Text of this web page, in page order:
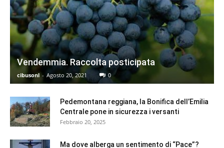
Vendemmia. Raccolta posticipata
cibusonl - Agosto 20, 2021 0
Pedemontana reggiana, la Bonifica dell’Emilia
Centrale pone in sicurezza i versanti
Febbraio 20, 2025
Ma dove alberga un sentimento di “Pace”?